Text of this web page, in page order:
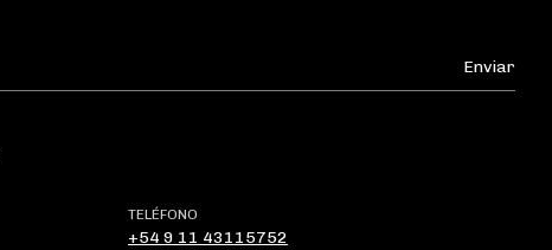
TELÉFONO
+54 9 11 43115752